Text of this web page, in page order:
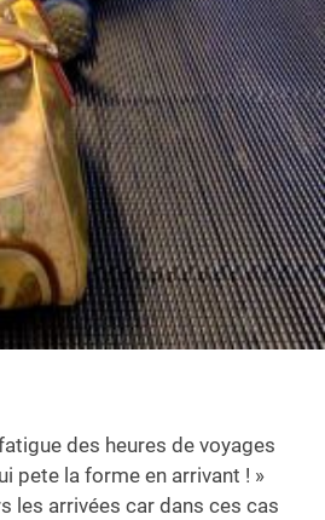
des heures de voyages
pete la forme en arrivant ! »
les arrivées car dans ces cas